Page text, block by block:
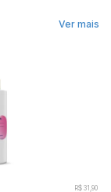
Ver mais
R$ 31,90